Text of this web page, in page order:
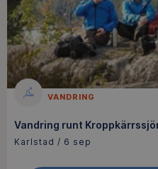
VANDRING
Vandring runt
Karlstad / 6 sep